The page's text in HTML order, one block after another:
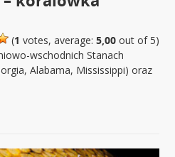
(1 votes, average: 5,00out of 5)
wschodnich Stanach
Alabama, Mississippi) oraz